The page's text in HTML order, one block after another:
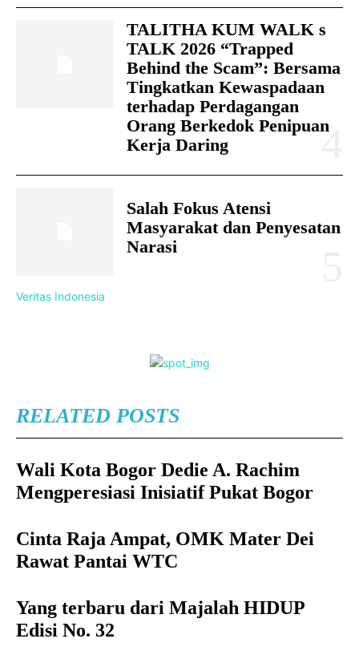
TALITHA KUM WALK s
TALK 2026 “Trapped
Behind the Scam”: Bersama
Tingkatkan Kewaspadaan
terhadap Perdagangan
Orang Berkedok Penipuan
Kerja Daring
Salah Fokus Atensi
Masyarakat dan Penyesatan
Narasi
Veritas Indonesia
RELATED POSTS
Wali Kota Bogor Dedie A. Rachim
Mengperesiasi Inisiatif Pukat Bogor
Cinta Raja Ampat, OMK Mater Dei
Rawat Pantai WTC
Yang terbaru dari Majalah HIDUP
Edisi No. 32